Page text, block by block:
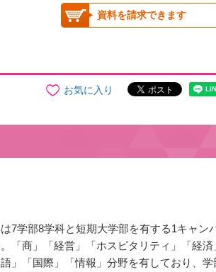
資料を請求できます
お気に入り
7学部8学科と短期大学部を有する1キャン
「商」「経営」「ホスピタリティ」「経済
語」「国際」「情報」分野を有しており、学